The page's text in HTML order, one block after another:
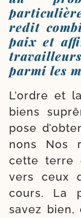
redit
paix et
parmi les
L’ordre et
biens
pose
nons Nos
cette terre
vers ceux
cours. La
savez bien,